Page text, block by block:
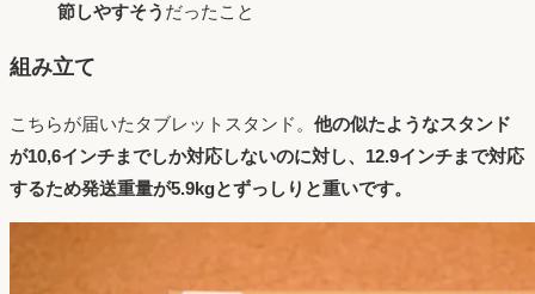
節しやすそう だったこと
組み立て
こちらが届いたタブレットスタンド。 他の似たようなスタンド
が10,6インチまでしか対応しないのに対し、12.9インチまで対応
するため発送重量が5.9kgとずっしりと重いです。